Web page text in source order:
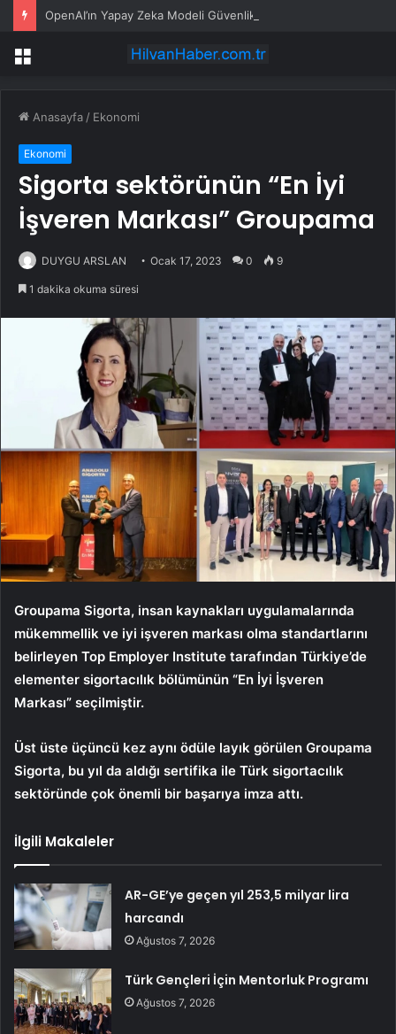
Menü
Anasayfa / Ekonomi
Ekonomi
Sigorta sektörünün “En İyi
İşveren Markası” Groupama
DUYGU ARSLAN Ocak 17, 2023 0 9
1 dakika okuma süresi
Groupama Sigorta, insan kaynakları uygulamalarında
mükemmellik ve iyi işveren markası olma standartlarını
belirleyen Top Employer Institute tarafından Türkiye’de
elementer sigortacılık bölümünün “En İyi İşveren
Markası” seçilmiştir.
Üst üste üçüncü kez aynı ödüle layık görülen Groupama
Sigorta, bu yıl da aldığı sertifika ile Türk sigortacılık
sektöründe çok önemli bir başarıya imza attı.
İlgili Makaleler
AR-GE’ye geçen yıl 253,5 milyar lira
harcandı
Ağustos 7, 2026
Türk Gençleri İçin Mentorluk Programı
Ağustos 7, 2026